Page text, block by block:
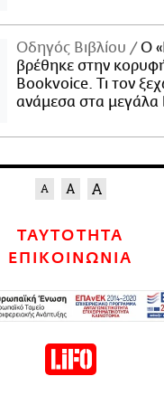
Οδηγός Βιβλίου
Ο
βρέθηκε στην
Bookvoice. Τι τον
ανάμεσα στα μεγάλα
ΤΑΥΤΟΤΗΤΑ
ΕΠΙΚΟΙΝΩΝΙΑ